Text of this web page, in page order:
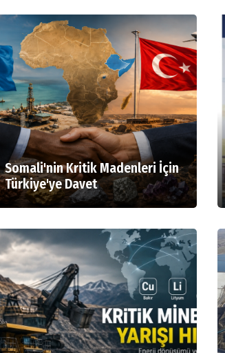
Somali'nin Kritik Madenleri İçin
Türkiye'ye Davet